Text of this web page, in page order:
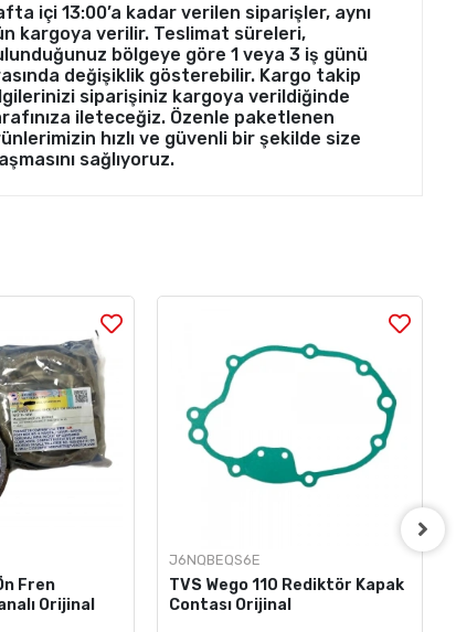
içi 13:00’a kadar verilen siparişler, aynı
kargoya verilir. Teslimat süreleri,
bölgeye göre 1 veya 3 iş günü
değişiklik gösterebilir. Kargo takip
siparişiniz kargoya verildiğinde
ileteceğiz. Özenle paketlenen
hızlı ve güvenli bir şekilde size
sağlıyoruz.
Fren
Orijinal
J6NQBEQS6E
TVS Wego 110 Rediktör Kapak
Contası Orijinal